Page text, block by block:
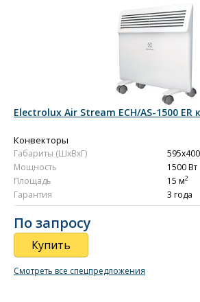
Electrolux Air Stream ECH/AS-1500 ER
Конвекторы
Габариты (ШxВxГ)
Мощность
1500 Вт
Площадь
15 м2
Гарантия 3 года
По запросу
Купить
Смотреть все спецпредложения